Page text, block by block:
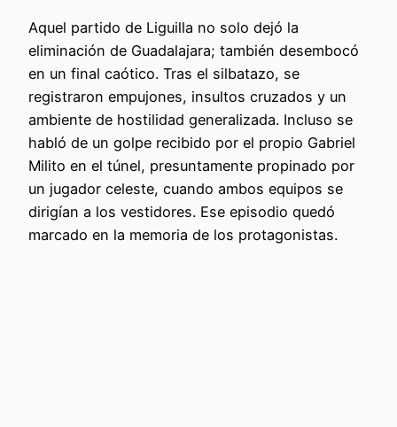
Aquel partido de Liguilla no solo dejó la
eliminación de Guadalajara; también desembocó
en un final caótico. Tras el silbatazo, se
registraron empujones, insultos cruzados y un
ambiente de hostilidad generalizada. Incluso se
habló de un golpe recibido por el propio Gabriel
Milito en el túnel, presuntamente propinado por
un jugador celeste, cuando ambos equipos se
dirigían a los vestidores. Ese episodio quedó
marcado en la memoria de los protagonistas.